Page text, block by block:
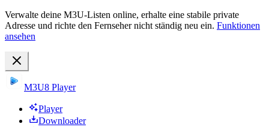
Verwalte deine M3U-Listen online, erhalte eine stabile private
Adresse und richte den Fernseher nicht ständig neu ein. Funktionen
ansehen
M3U8 Player
Player
Downloader